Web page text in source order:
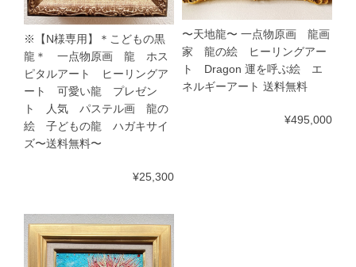
※【N様専用】＊こどもの黒
龍＊ 一点物原画 龍 ホス
ピタルアート ヒーリングア
ート 可愛い龍 プレゼン
ト 人気 パステル画 龍の
絵 子どもの龍 ハガキサイ
ズ〜送料無料〜
¥25,300
〜天地龍〜 一点物原画 龍画
家 龍の絵 ヒーリングアー
ト Dragon 運を呼ぶ絵 エ
ネルギーアート 送料無料
¥495,000